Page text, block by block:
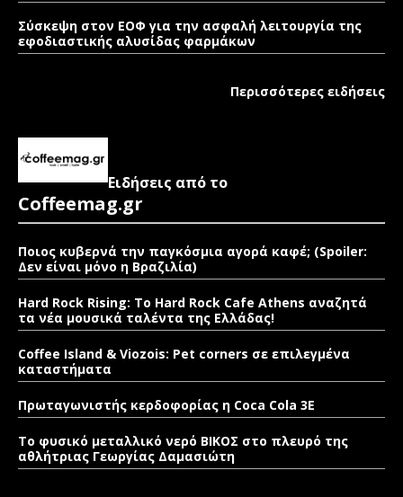
Σύσκεψη στον ΕΟΦ για την ασφαλή λειτουργία της
εφοδιαστικής αλυσίδας φαρμάκων
Περισσότερες ειδήσεις
Ειδήσεις από το
Coffeemag.gr
Ποιος κυβερνά την παγκόσμια αγορά καφέ; (Spoiler:
Δεν είναι μόνο η Βραζιλία)
Hard Rock Rising: Το Hard Rock Cafe Athens αναζητά
τα νέα μουσικά ταλέντα της Ελλάδας!
Coffee Island & Viozois: Pet corners σε επιλεγμένα
καταστήματα
Πρωταγωνιστής κερδοφορίας η Coca Cola 3E
Το φυσικό μεταλλικό νερό ΒΙΚΟΣ στο πλευρό της
αθλήτριας Γεωργίας Δαμασιώτη